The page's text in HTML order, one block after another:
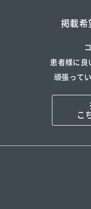
掲載希
患者様に良
頑張って
こ